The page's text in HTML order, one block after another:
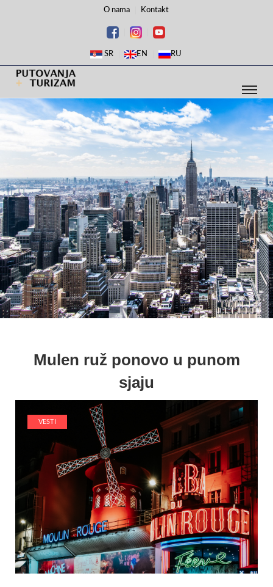
O nama Kontakt
SR EN RU
Mulen ruž ponovo u punom
sjaju
VESTI